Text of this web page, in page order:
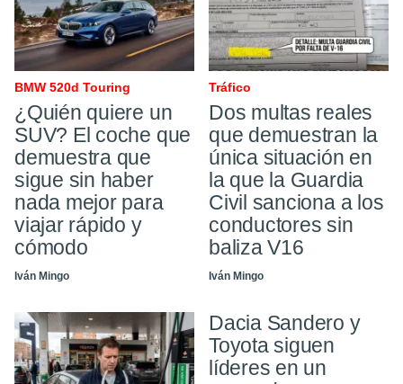
BMW 520d Touring
¿Quién quiere un
SUV? El coche que
demuestra que
sigue sin haber
nada mejor para
viajar rápido y
cómodo
Iván Mingo
Tráfico ​
Dos multas reales
que demuestran la
única situación en
la que la Guardia
Civil sanciona a los
conductores sin
baliza V16
Iván Mingo
Dacia Sandero y
Toyota siguen
líderes en un